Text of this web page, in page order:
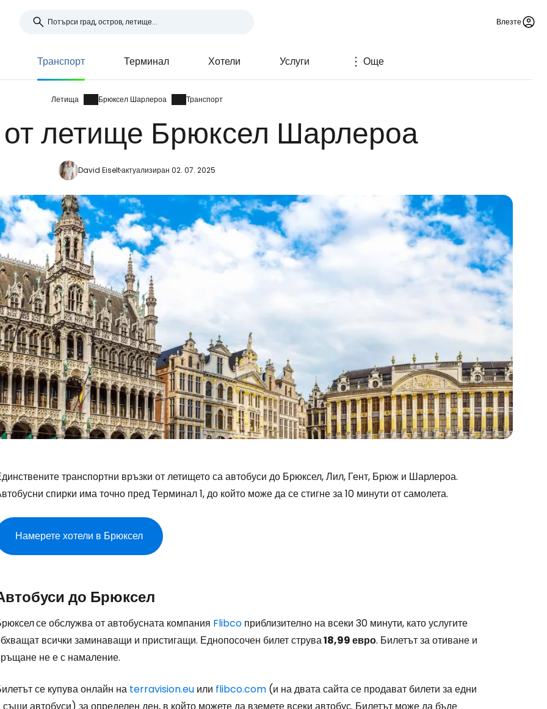
Влезте
Транспорт Терминал Хотели Услуги Още
Летища Брюксел Шарлероа Транспорт
от летище Брюксел Шарлероа
David Eiseltактуализиран 02. 07. 2025
транспортни връзки от летището са автобуси до Брюксел, Лил, Гент, Брюж и Шарлероа.
спирки има точно пред Терминал 1, до който може да се стигне за 10 минути от самолета.
Намерете хотели в Брюксел
до Брюксел
се обслужва от автобусната компания Flibco приблизително на всеки 30 минути, като услугите
всички заминаващи и пристигащи. Еднопосочен билет струва18,99 евро. Билетът за отиване и
не е с намаление.
се купува онлайн на terravision.eu или flibco.com (и на двата сайта се продават билети за едни